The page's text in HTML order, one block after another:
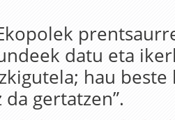
datu eta
hau
gertatzen”.